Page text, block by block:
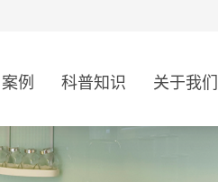
例 科普知识 关于我们